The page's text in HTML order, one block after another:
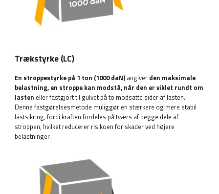
Trækstyrke (LC)
En stroppestyrke på 1 ton (1000 daN) angiver den maksimale
belastning, en stroppe kan modstå, når den er viklet rundt om
lasten eller fastgjort til gulvet på to modsatte sider af lasten.
Denne fastgørelsesmetode muliggør en stærkere og mere stabil
lastsikring, fordi kraften fordeles på tværs af begge dele af
stroppen, hvilket reducerer risikoen for skader ved højere
belastninger.